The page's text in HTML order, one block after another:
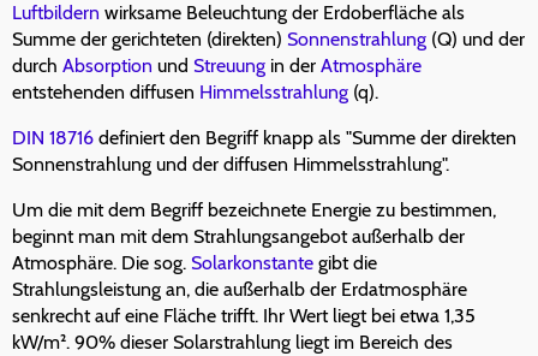
Luftbildern wirksame Beleuchtung der Erdoberfläche als
Summe der gerichteten (direkten) Sonnenstrahlung (Q) und der
durch Absorption und Streuung in der Atmosphäre
entstehenden diffusen Himmelsstrahlung (q).
DIN 18716 definiert den Begriff knapp als "Summe der direkten
Sonnenstrahlung und der diffusen Himmelsstrahlung".
Um die mit dem Begriff bezeichnete Energie zu bestimmen,
beginnt man mit dem Strahlungsangebot außerhalb der
Atmosphäre. Die sog. Solarkonstante gibt die
Strahlungsleistung an, die außerhalb der Erdatmosphäre
senkrecht auf eine Fläche trifft. Ihr Wert liegt bei etwa 1,35
kW/m². 90% dieser Solarstrahlung liegt im Bereich des